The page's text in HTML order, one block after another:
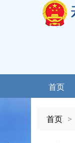
首页
首页 >